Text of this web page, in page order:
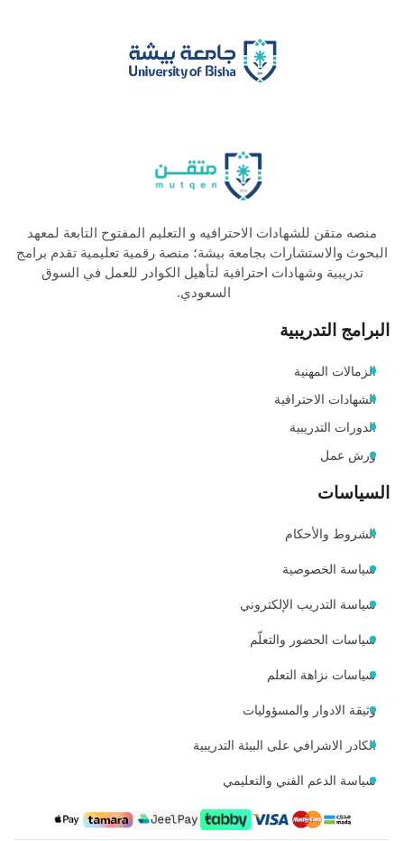
منصه متقن للشهادات الاحترافيه و التعليم المفتوح التابعة لمعهد
البحوث والاستشارات بجامعة بيشة؛ منصة رقمية تعليمية تقدم برامج
تدريبية وشهادات احترافية لتأهيل الكوادر للعمل في السوق
السعودي.
البرامج التدريبية
الزمالات المهنية
الشهادات الاحترافية
الدورات التدريبية
ورش عمل
السياسات
الشروط والأحكام
سياسة الخصوصية
سياسة التدريب الإلكتروني
سياسات الحضور والتعلّم
سياسات نزاهة التعلم
وثيقة الادوار والمسؤوليات
الكادر الاشرافي على البيئة التدريبية
سياسة الدعم الفني والتعليمي